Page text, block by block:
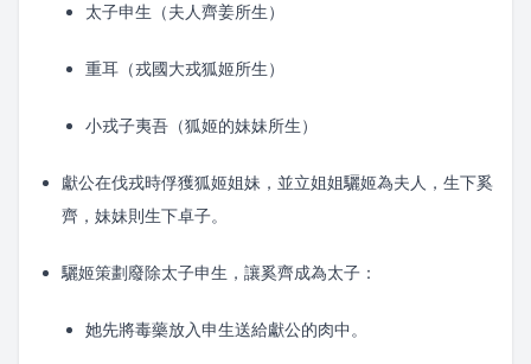
太子申生（夫人齊姜所生）
重耳（戎國大戎狐姬所生）
小戎子夷吾（狐姬的妹妹所生）
獻公在伐戎時俘獲狐姬姐妹，並立姐姐驪姬為夫人，生下奚
齊，妹妹則生下卓子。
驪姬策劃廢除太子申生，讓奚齊成為太子：
她先將毒藥放入申生送給獻公的肉中。